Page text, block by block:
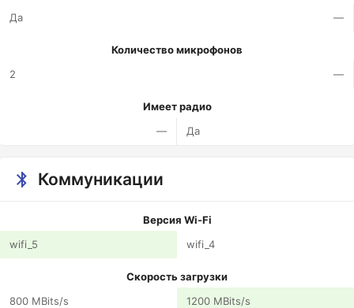
Да
—
Количество микрофонов
2
—
Имеет радио
—
Да
Коммуникации
Версия Wi-Fi
wifi_5
wifi_4
Скорость загрузки
800 MBits/s
1200 MBits/s